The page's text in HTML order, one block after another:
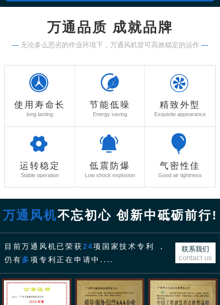
万通品质 成就品牌
— 无论多么恶劣的作业环境下，万通风机皆可高效稳定的运作 —
使用寿命长
long lasting
节能低噪
Energy saving
精致外型
Exquisite appearance
运转稳定
Stable operation
低震防爆
Low shock explosion
气密性佳
Good air tightness
万通风机不忘初心 创新中砥砺前行!
目前万通风机已荣获24项国家技术专利 ，
仍有多项专利正在申请中....
联系我们
contact us